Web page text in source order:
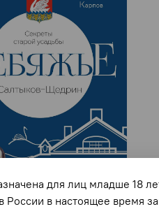
для лиц младше
России в настоящее время